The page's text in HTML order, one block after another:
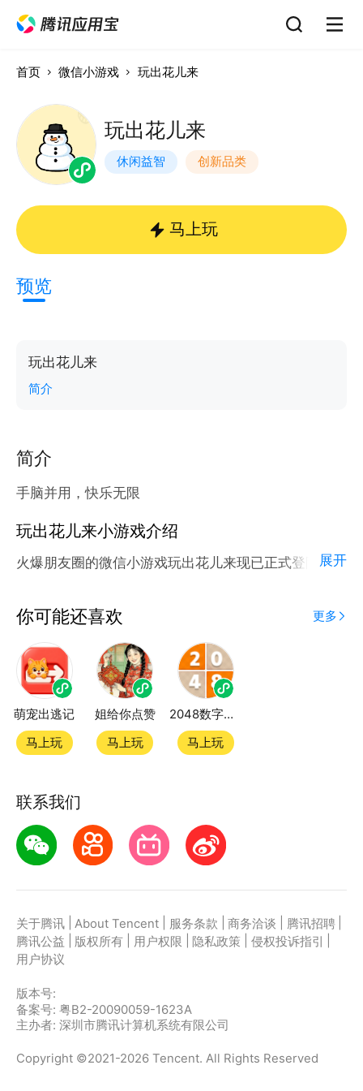
首页 微信小游戏 玩出花儿来
玩出花儿来
休闲益智 创新品类
马上玩
预览
玩出花儿来
简介
简介
手脑并用，快乐无限
玩出花儿来小游戏介绍
火爆朋友圈的微信小游戏玩出花儿来现已正式登陆腾讯
应用宝为腾讯官方游戏平台，收录海量正版授权的高热
度精品小游戏。直接搜索或者在小游戏 tab 发现热门
玩出花儿来小游戏双平台畅玩
官方授权，在电脑上和手机上双端都能直接畅玩微信小
游戏
第一步：点击下载应用宝客户端，第二步：一键登录，
第三步：直接拉起微信小游戏玩出花儿来畅玩
展开
你可能还喜欢 更多
萌宠出逃记
马上玩
姐给你点赞
马上玩
2048数字方块
马上玩
联系我们
关于腾讯 About Tencent 服务条款 商务洽谈 腾讯招聘
腾讯公益
版权所有 用户权限 隐私政策 侵权投诉指引
用户协议
版本号:
备案号: 粤B2-20090059-1623A
主办者: 深圳市腾讯计算机系统有限公司
Copyright ©2021-2026 Tencent. All Rights Reserved